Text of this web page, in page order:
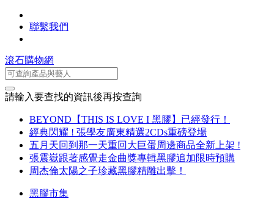
聯繫我們
滾石購物網
請輸入要查找的資訊後再按查詢
BEYOND【THIS IS LOVE I 黑膠】已經發行！
經典閃耀 ! 張學友廣東精選2CDs重磅登場
五月天回到那一天重回大巨蛋周邊商品全新上架 !
張震嶽跟著感覺走金曲獎專輯黑膠追加限時預購
周杰倫太陽之子珍藏黑膠精雕出擊！
黑膠市集